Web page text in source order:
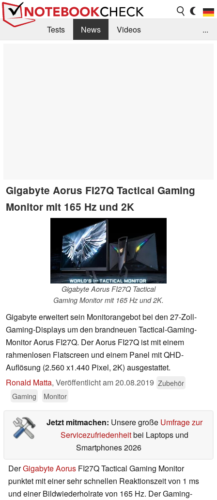
Tests News
Videos
...
Gigabyte Aorus FI27Q Tactical Gaming
Monitor mit 165 Hz und 2K
Gigabyte Aorus FI27Q Tactical
Gaming Monitor mit 165 Hz und 2K.
Gigabyte erweitert sein Monitorangebot bei den 27-Zoll-
Gaming-Displays um den brandneuen Tactical-Gaming-
Monitor Aorus FI27Q. Der Aorus FI27Q ist mit einem
rahmenlosen Flatscreen und einem Panel mit QHD-
Auflösung (2.560 x1.440 Pixel, 2K) ausgestattet.
Ronald Matta, Veröffentlicht am20.08.2019 Zubehör
Gaming
Monitor
Jetzt mitmachen: Unsere große Umfrage zur
Servicezufriedenheitbei Laptops und
Smartphones 2026
DerGigabyte Aorus FI27Q Tactical Gaming Monitor
punktet mit einer sehr schnellen Reaktionszeit von 1 ms
und einer Bildwiederholrate von 165 Hz. Der Gaming-